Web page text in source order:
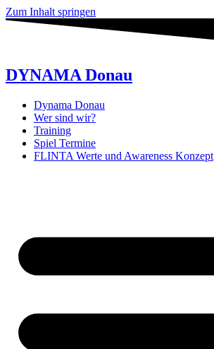
Zum Inhalt springen
DYNAMA Donau
Dynama Donau
Wer sind wir?
Training
Spiel Termine
FLINTA Werte und Awareness Konzept